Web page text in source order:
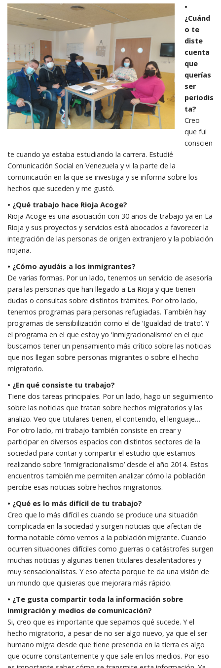
•
¿Cuánd
o te
diste
cuenta
que
querías
ser
periodis
ta?
Creo
que fui
conscien
te cuando ya estaba estudiando la carrera. Estudié
Comunicación Social en Venezuela y vi la parte de la
comunicación en la que se investiga y se informa sobre los
hechos que suceden y me gustó.
• ¿Qué trabajo hace Rioja Acoge?
Rioja Acoge es una asociación con 30 años de trabajo ya en La
Rioja y sus proyectos y servicios está abocados a favorecer la
integración de las personas de origen extranjero y la población
riojana.
• ¿Cómo ayudáis a los inmigrantes?
De varias formas. Por un lado, tenemos un servicio de asesoría
para las personas que han llegado a La Rioja y que tienen
dudas o consultas sobre distintos trámites. Por otro lado,
tenemos programas para personas refugiadas. También hay
programas de sensibilización como el de ‘Igualdad de trato’. Y
el programa en el que estoy yo ‘Inmigracionalismo’ en el que
buscamos tener un pensamiento más crítico sobre las noticias
que nos llegan sobre personas migrantes o sobre el hecho
migratorio.
• ¿En qué consiste tu trabajo?
Tiene dos tareas principales. Por un lado, hago un seguimiento
sobre las noticias que tratan sobre hechos migratorios y las
analizo. Veo que titulares tienen, el contenido, el lenguaje…
Por otro lado, mi trabajo también consiste en crear y
participar en diversos espacios con distintos sectores de la
sociedad para contar y compartir el estudio que estamos
realizando sobre ‘Inmigracionalismo’ desde el año 2014. Estos
encuentros también me permiten analizar cómo la población
percibe esas noticias sobre hechos migratorios.
• ¿Qué es lo más difícil de tu trabajo?
Creo que lo más difícil es cuando se produce una situación
complicada en la sociedad y surgen noticias que afectan de
forma notable cómo vemos a la población migrante. Cuando
ocurren situaciones difíciles como guerras o catástrofes surgen
muchas noticias y algunas tienen titulares desalentadores y
muy sensacionalistas. Y eso afecta porque te da una visión de
un mundo que quisieras que mejorara más rápido.
• ¿Te gusta compartir toda la información sobre
inmigración y medios de comunicación?
Si, creo que es importante que sepamos qué sucede. Y el
hecho migratorio, a pesar de no ser algo nuevo, ya que el ser
humano migra desde que tiene presencia en la tierra es algo
que ocurre constantemente y que sale en los medios. Por eso